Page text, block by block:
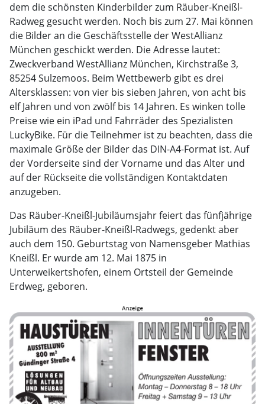
dem die schönsten Kinderbilder zum Räuber-Kneißl-
Radweg gesucht werden. Noch bis zum 27. Mai können
die Bilder an die Geschäftsstelle der WestAllianz
München geschickt werden. Die Adresse lautet:
Zweckverband WestAllianz München, Kirchstraße 3,
85254 Sulzemoos. Beim Wettbewerb gibt es drei
Altersklassen: von vier bis sieben Jahren, von acht bis
elf Jahren und von zwölf bis 14 Jahren. Es winken tolle
Preise wie ein iPad und Fahrräder des Spezialisten
LuckyBike. Für die Teilnehmer ist zu beachten, dass die
maximale Größe der Bilder das DIN-A4-Format ist. Auf
der Vorderseite sind der Vorname und das Alter und
auf der Rückseite die vollständigen Kontaktdaten
anzugeben.
Das Räuber-Kneißl-Jubiläumsjahr feiert das fünfjährige
Jubiläum des Räuber-Kneißl-Radwegs, gedenkt aber
auch dem 150. Geburtstag von Namensgeber Mathias
Kneißl. Er wurde am 12. Mai 1875 in
Unterweikertshofen, einem Ortsteil der Gemeinde
Erdweg, geboren.